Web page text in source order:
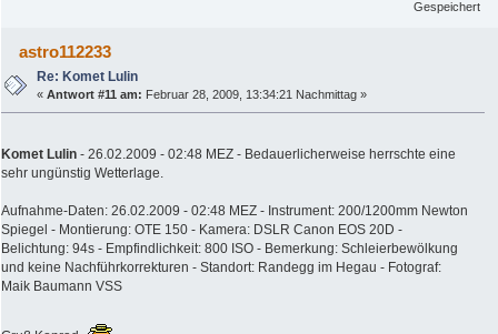
Gespeichert
astro112233
Re: Komet Lulin
«Antwort #11 am: Februar 28, 2009, 13:34:21 Nachmittag »
Komet Lulin - 26.02.2009 - 02:48 MEZ - Bedauerlicherweise herrschte eine
sehr ungünstig Wetterlage.
Aufnahme-Daten: 26.02.2009 - 02:48 MEZ - Instrument: 200/1200mm Newton
Spiegel - Montierung: OTE 150 - Kamera: DSLR Canon EOS 20D -
Belichtung: 94s - Empfindlichkeit: 800 ISO - Bemerkung: Schleierbewölkung
und keine Nachführkorrekturen - Standort: Randegg im Hegau - Fotograf:
Maik Baumann VSS